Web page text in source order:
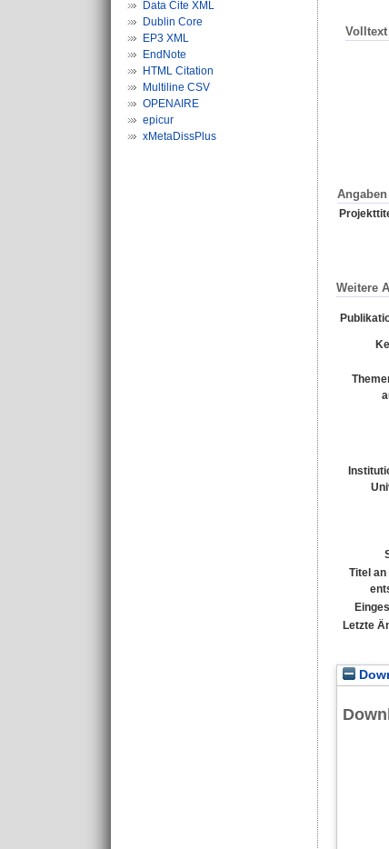
Data Cite XML
Dublin Core
EP3 XML
EndNote
HTML Citation
Multiline CSV
OPENAIRE
epicur
xMetaDissPlus
Volltext
Weitere
Titel an
Letzte